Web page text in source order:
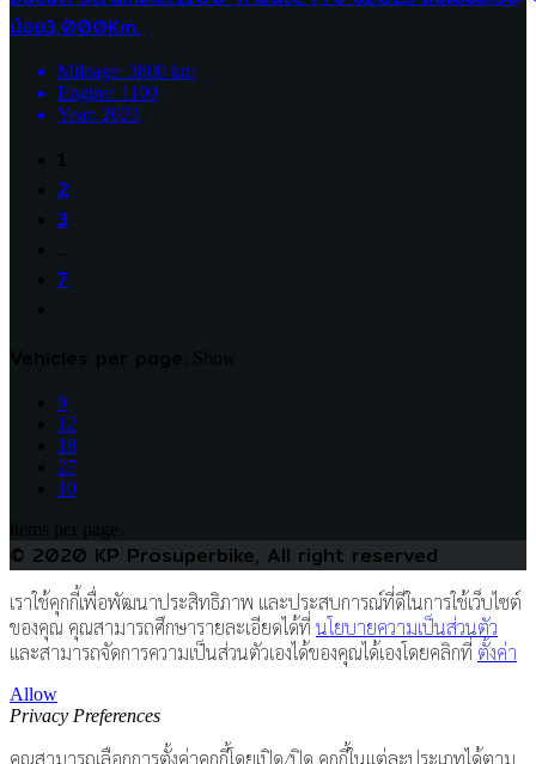
น้อย3,000Km.
Mileage: 3800 km
Engine: 1100
Year: 2023
2
3
7
9
12
18
27
10
© 2020 KP Prosuperbike, All right reserved
เราใช้คุกกี้เพื่อพัฒนาประสิทธิภาพ และประสบการณ์ที่ดีในการใช้เว็บไซต์
ของคุณ คุณสามารถศึกษารายละเอียดได้ที่ นโยบายความเป็นส่วนตัว
และสามารถจัดการความเป็นส่วนตัวเองได้ของคุณได้เองโดยคลิกที่ ตั้งค่า
Allow
Privacy Preferences
คุณสามารถเลือกการตั้งค่าคุกกี้โดยเปิด/ปิด คุกกี้ในแต่ละประเภทได้ตาม